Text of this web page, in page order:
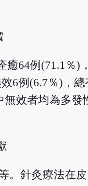
癒64例(71.1％)
6例(6.7％)，
無效者均為多發
。針灸療法在